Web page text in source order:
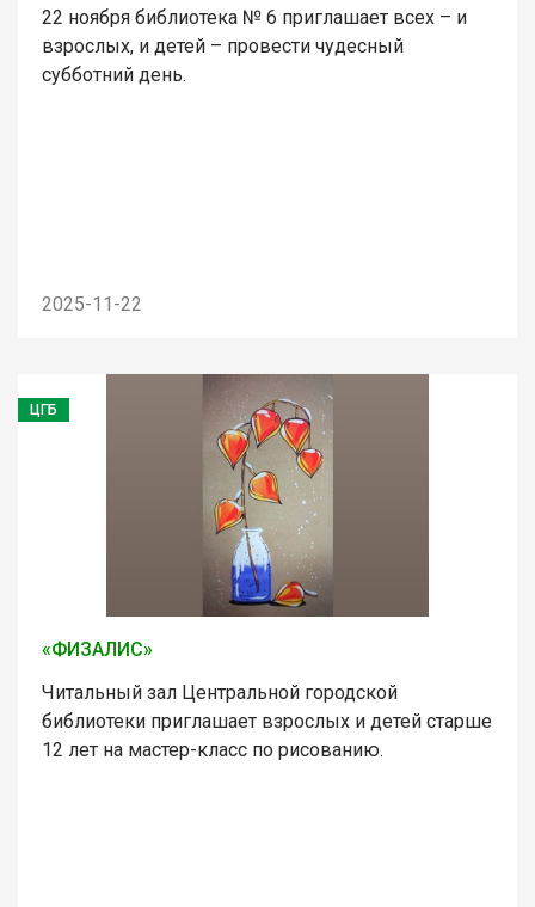
22 ноября библиотека № 6 приглашает всех – и
взрослых, и детей – провести чудесный
субботний день.
2025-11-22
ЦГБ
«ФИЗАЛИС»
Читальный зал Центральной городской
библиотеки приглашает взрослых и детей старше
12 лет на мастер-класс по рисованию.